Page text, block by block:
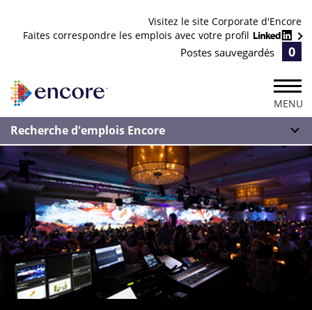
Visitez le site Corporate d'Encore
Faites correspondre les emplois avec votre profil
Postes sauvegardés 0
MENU
Recherche d'emplois Encore